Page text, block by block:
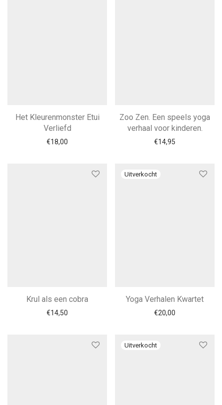
Het Kleurenmonster Etui
Verliefd
€18,00
Zoo Zen. Een speels yoga
verhaal voor kinderen.
€14,95
Krul als een cobra
€14,50
Yoga Verhalen Kwartet
€20,00